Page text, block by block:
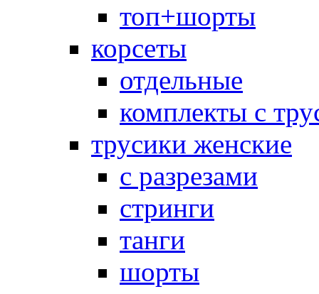
топ+шорты
корсеты
отдельные
комплекты с
трусики женские
с разрезами
стринги
танги
шорты